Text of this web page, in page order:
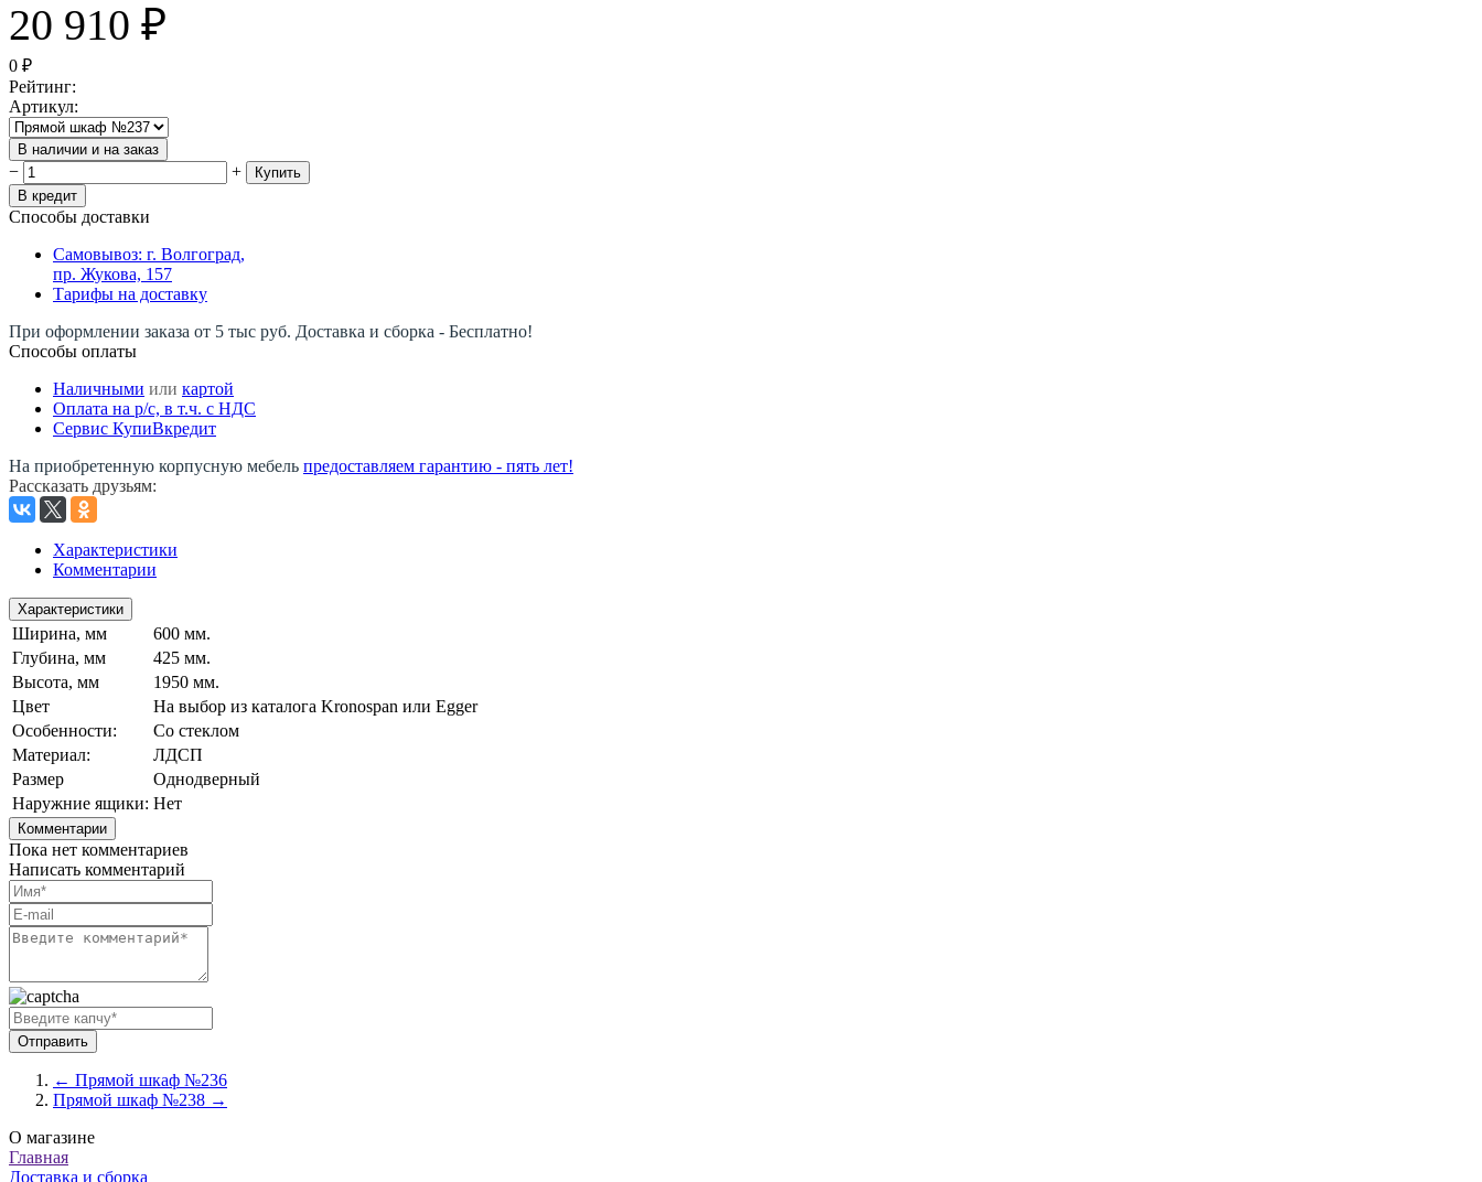
20 910 ₽
0 ₽
Рейтинг:
Артикул:
В наличии и на заказ
− +
Купить
В кредит
Способы доставки
Самовывоз: г. Волгоград,
пр. Жукова, 157
Тарифы на доставку
При оформлении заказа от 5 тыс руб. Доставка и сборка - Бесплатно!
Способы оплаты
Наличными или картой
Оплата на р/c, в т.ч. с НДС
Сервис КупиВкредит
На приобретенную корпусную мебель предоставляем гарантию - пять лет!
Рассказать друзьям:
Характеристики
Комментарии
Характеристики
Ширина, мм
600 мм.
Глубина, мм
425 мм.
Высота, мм
1950 мм.
Цвет
На выбор из каталога Kronospan или Egger
Особенности:
Со стеклом
Материал:
ЛДСП
Размер
Однодверный
Наружние ящики: Нет
Комментарии
Пока нет комментариев
Написать комментарий
← Прямой шкаф №236
Прямой шкаф №238 →
О магазине
Главная
Доставка и сборка